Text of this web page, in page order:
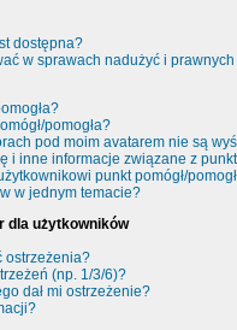
dostępna?
w sprawach nadużyć i
pomogła?
pod moim avatarem nie są
i inne informacje związane z
punkt pomógł/
w jednym temacie?
dla użytkowników
ostrzeżenia?
(np. 1/3/6)?
dał mi ostrzeżenie?